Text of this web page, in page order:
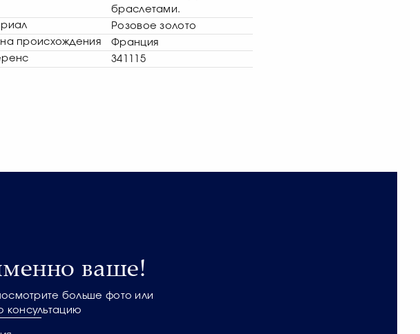
браслетами.
Розовое золото
происхождения
Франция
341115
ваше!
больше фото или
консультацию